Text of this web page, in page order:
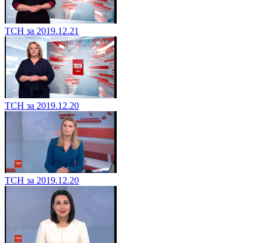
ТСН за 2019.12.21
ТСН за 2019.12.20
ТСН за 2019.12.20